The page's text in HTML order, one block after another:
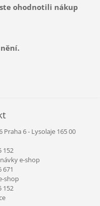
ohodnotili nákup
Praha 6 - Lysolaje 165 00
152
e-shop
671
shop
152